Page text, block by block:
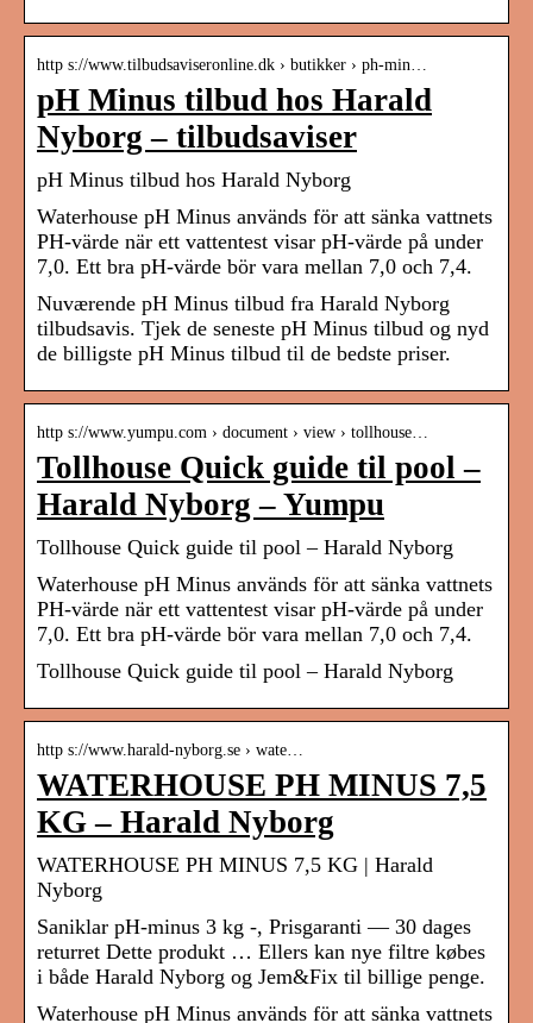
http s://www.tilbudsaviseronline.dk › butikker › ph-min…
pH Minus tilbud hos Harald
Nyborg – tilbudsaviser
pH Minus tilbud hos Harald Nyborg
Waterhouse pH Minus används för att sänka vattnets
PH-värde när ett vattentest visar pH-värde på under
7,0. Ett bra pH-värde bör vara mellan 7,0 och 7,4.
Nuværende pH Minus tilbud fra Harald Nyborg
tilbudsavis. Tjek de seneste pH Minus tilbud og nyd
de billigste pH Minus tilbud til de bedste priser.
http s://www.yumpu.com › document › view › tollhouse…
Tollhouse Quick guide til pool –
Harald Nyborg – Yumpu
Tollhouse Quick guide til pool – Harald Nyborg
Waterhouse pH Minus används för att sänka vattnets
PH-värde när ett vattentest visar pH-värde på under
7,0. Ett bra pH-värde bör vara mellan 7,0 och 7,4.
Tollhouse Quick guide til pool – Harald Nyborg
http s://www.harald-nyborg.se › wate…
WATERHOUSE PH MINUS 7,5
KG – Harald Nyborg
WATERHOUSE PH MINUS 7,5 KG | Harald
Nyborg
Saniklar pH-minus 3 kg -, Prisgaranti — 30 dages
returret Dette produkt … Ellers kan nye filtre købes
i både Harald Nyborg og Jem&Fix til billige penge.
Waterhouse pH Minus används för att sänka vattnets